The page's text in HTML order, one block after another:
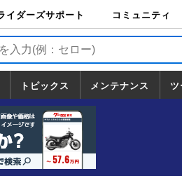
イダーズサポート
イダーズサポート
イク輸送
イクガレージライ
イク車両保険
ードサービス
イク試乗
コミュニティ
トピックス
トピックス
一覧
ホンダ
ヤマハ
スズキ
カワサキ
ハーレーダ
ビッドソン
BMW
ドゥカティ
トライアン
フ
メンテナンス